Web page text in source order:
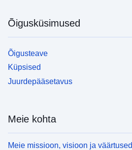
Õigusküsimused
Õigusteave
Küpsised
Juurdepääsetavus
Meie kohta
Meie missioon, visioon ja väärtused